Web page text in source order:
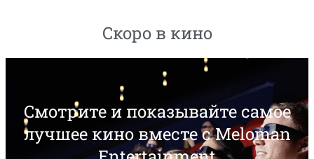
Скоро в кино
Смотрите и показывайте самое
лучшее кино вместе с Meloman